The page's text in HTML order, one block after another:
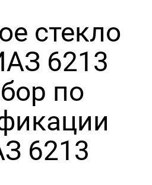
стекло
6213
по
6213